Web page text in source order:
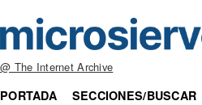
@ The Internet Archive
PORTADA SECCIONES/BUSCAR